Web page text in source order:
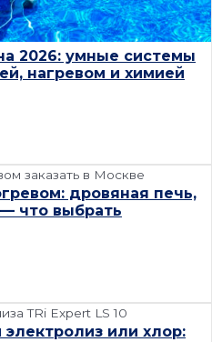
2026: умные системы
нагревом и химией
дровяная печь,
что выбрать
или хлор: